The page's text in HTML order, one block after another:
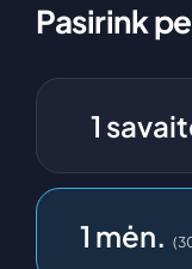
Pasirink
1
1 mėn. (